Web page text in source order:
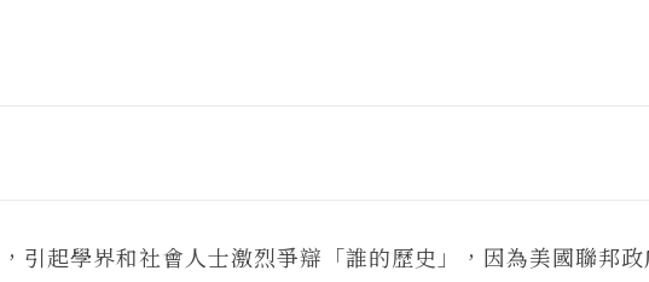
引起學界和社會人士激烈爭辯「誰的歷史」，因為美國聯邦政